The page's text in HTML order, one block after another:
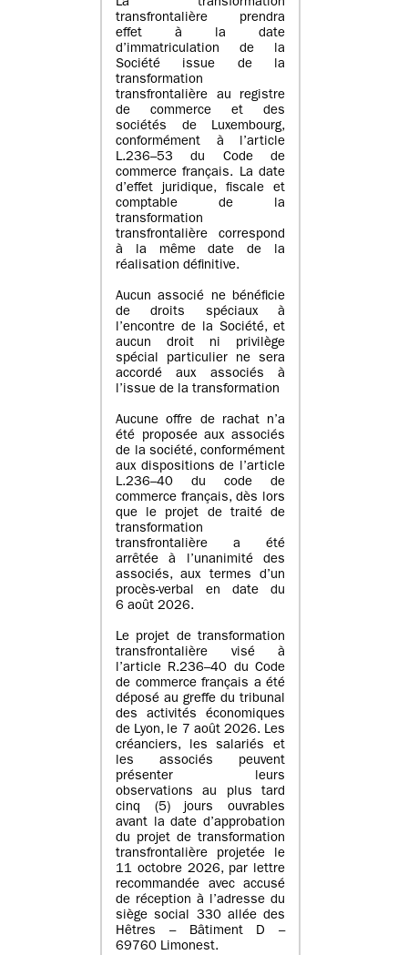
La transformation
transfrontalière prendra
effet à la date
d’immatriculation de la
Société issue de la
transformation
transfrontalière au registre
de commerce et des
sociétés de Luxembourg,
conformément à l’article
L.236–53 du Code de
commerce français. La date
d’effet juridique, fiscale et
comptable de la
transformation
transfrontalière correspond
à la même date de la
réalisation définitive.
Aucun associé ne bénéficie
de droits spéciaux à
l’encontre de la Société, et
aucun droit ni privilège
spécial particulier ne sera
accordé aux associés à
l’issue de la transformation
Aucune offre de rachat n’a
été proposée aux associés
de la société, conformément
aux dispositions de l’article
L.236–40 du code de
commerce français, dès lors
que le projet de traité de
transformation
transfrontalière a été
arrêtée à l’unanimité des
associés, aux termes d’un
procès-verbal en date du
6 août 2026.
Le projet de transformation
transfrontalière visé à
l’article R.236–40 du Code
de commerce français a été
déposé au greffe du tribunal
des activités économiques
de Lyon, le 7 août 2026. Les
créanciers, les salariés et
les associés peuvent
présenter leurs
observations au plus tard
cinq (5) jours ouvrables
avant la date d’approbation
du projet de transformation
transfrontalière projetée le
11 octobre 2026, par lettre
recommandée avec accusé
de réception à l’adresse du
siège social 330 allée des
Hêtres – Bâtiment D –
69760 Limonest.